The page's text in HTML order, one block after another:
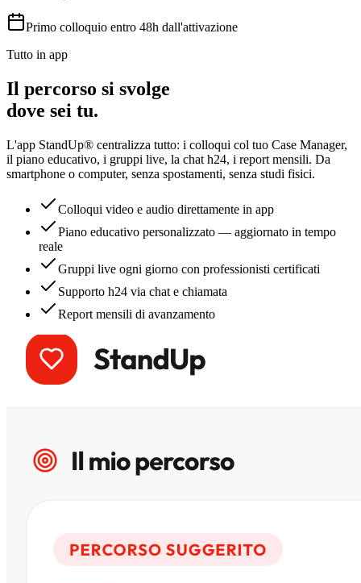
Primo colloquio entro 48h dall'attivazione
Tutto in app
Il percorso si svolge
dove sei tu.
L'app StandUp® centralizza tutto: i colloqui col tuo Case Manager,
il piano educativo, i gruppi live, la chat h24, i report mensili. Da
smartphone o computer, senza spostamenti, senza studi fisici.
Colloqui video e audio direttamente in app
Piano educativo personalizzato — aggiornato in tempo
reale
Gruppi live ogni giorno con professionisti certificati
Supporto h24 via chat e chiamata
Report mensili di avanzamento